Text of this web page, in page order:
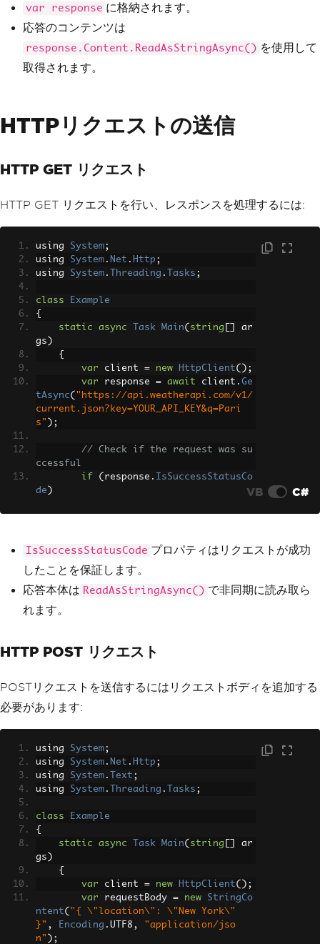
}
var response に格納されます。
応答のコンテンツは
response.Content.ReadAsStringAsync() を使用して
取得されます。
HTTPリクエストの送信
HTTP GET リクエスト
HTTP GET リクエストを行い、レスポンスを処理するには:
using System;
using System . Net . Http ;
using System . Threading . Tasks ;
class
Example
{
static
async Task Main( string
ar
gs )
{
var client = new HttpClient();
var response = await client . Ge
tAsync( "https://api.weatherapi.com/v1/
current.json?key=YOUR_API_KEY&q=Pari
s" );
// Check if the request was su
ccessful
if
( response . IsSuccessStatusCo
de )
Console
WriteLine ( response
}
}
VB C#
IsSuccessStatusCode プロパティはリクエストが成功
したことを保証します。
応答本体は ReadAsStringAsync() で非同期に読み取ら
れます。
HTTP POST リクエスト
POSTリクエストを送信するにはリクエストボディを追加する
必要があります:
using System;
using System . Net . Http ;
using System . Text ;
using System . Threading . Tasks ;
class
Example
{
static
async Task Main( string
ar
gs )
{
var client = new HttpClient();
var requestBody = new
StringCo
ntent( "{ \"location\": \"New York\"
}" , Encoding . UTF8 ,
"application/jso
n" );